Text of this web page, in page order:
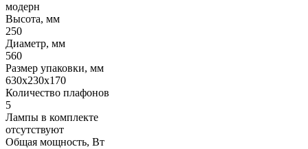
модерн
Высота, мм
250
Диаметр, мм
560
Размер упаковки, мм
630x230x170
Количество плафонов
5
Лампы в комплекте
отсутствуют
Общая мощность, Вт